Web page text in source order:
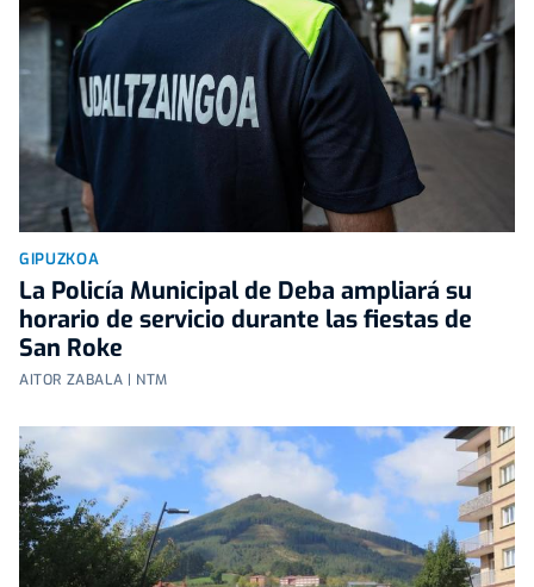
GIPUZKOA
La Policía Municipal de Deba ampliará su
horario de servicio durante las fiestas de
San Roke
AITOR ZABALA | NTM